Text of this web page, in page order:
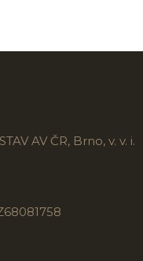
AV ČR, Brno, v. v. i.